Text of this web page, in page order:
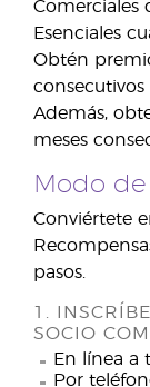
Comerciales
Esenciales
Obtén
consecutivos
Además,
meses
Modo
Conviértete
pasos.
1.
SOCIO
En línea a
Por